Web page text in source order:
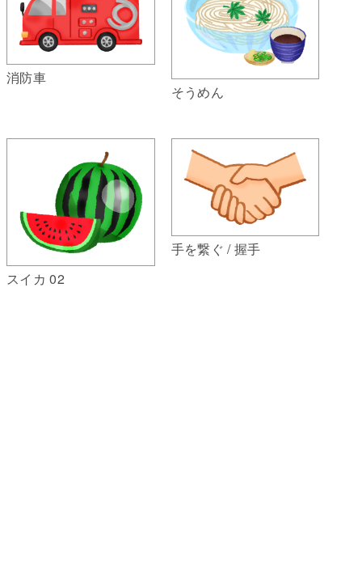
消防車
そうめん
スイカ 02
手を繋ぐ / 握手